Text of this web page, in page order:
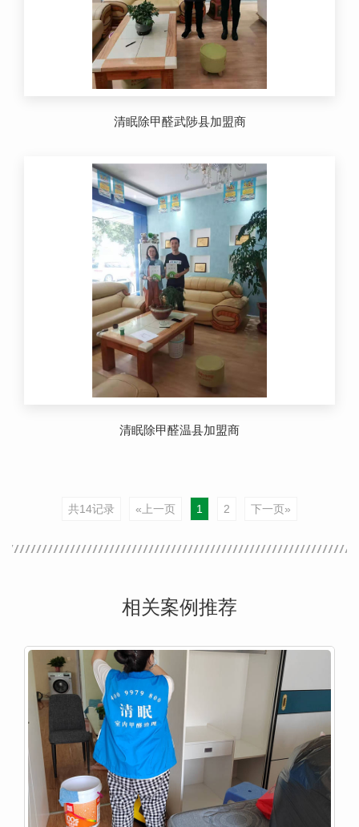
清眠除甲醛武陟县加盟商
清眠除甲醛温县加盟商
共14记录 «上一页 1 2 下一页»
相关案例推荐